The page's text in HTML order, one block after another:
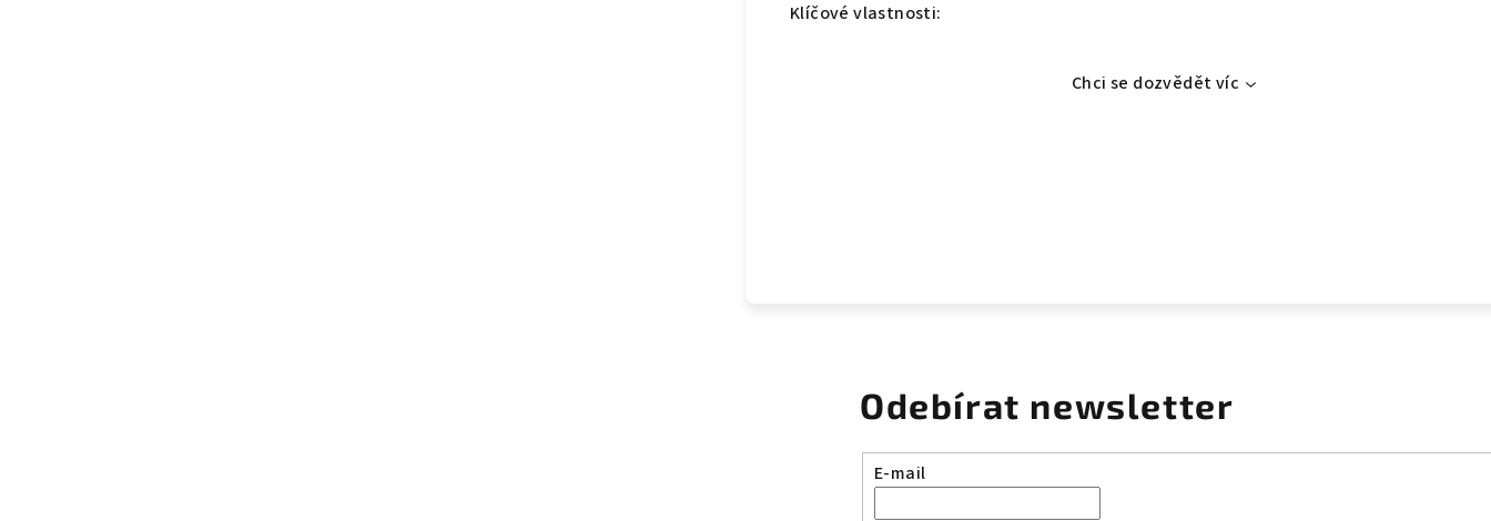
Klíčové vlastnosti:
Chci se dozvědět víc
Odebírat newsletter
E-mail